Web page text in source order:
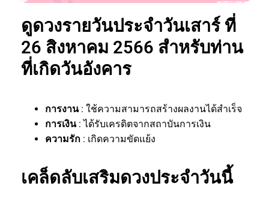
ดูดวงรายวันประจำวันเสาร์ ที่
26 สิงหาคม 2566 สำหรับท่าน
ที่เกิดวันอังคาร
การงาน : ใช้ความสามารถสร้างผลงานได้สำเร็จ
การเงิน : ได้รับเครดิตจากสถาบันการเงิน
ความรัก : เกิดความขัดแย้ง
เคล็ดลับเสริมดวงประจำวันนี้